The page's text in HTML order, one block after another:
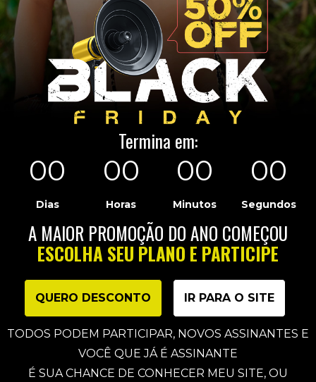
Termina em:
00
Dias
00
Horas
00
Minutos
00
Segundos
A MAIOR PROMOÇÃO DO ANO COMEÇOU
ESCOLHA SEU PLANO E PARTICIPE
QUERO DESCONTO IR PARA O SITE
TODOS PODEM PARTICIPAR, NOVOS ASSINANTES E
VOCÊ QUE JÁ É ASSINANTE
É SUA CHANCE DE CONHECER MEU SITE, OU